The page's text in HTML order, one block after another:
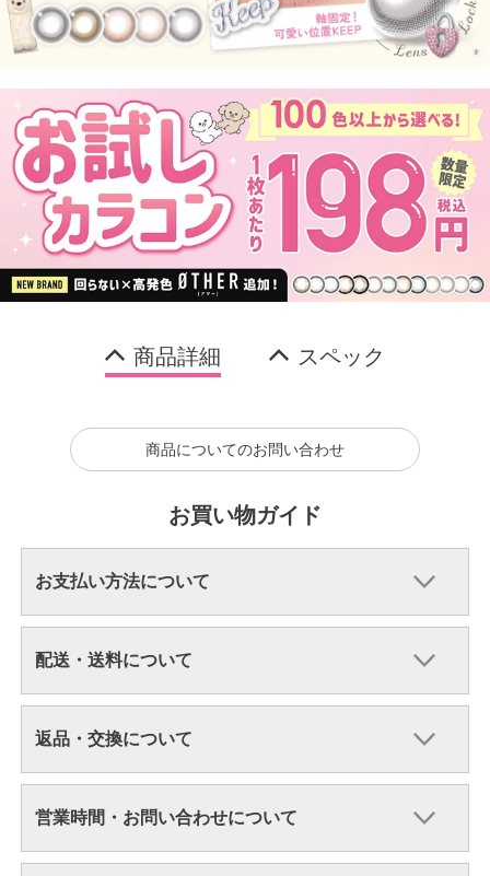
商品詳細 スペック
商品についてのお問い合わせ
お買い物ガイド
お支払い方法について
配送・送料について
返品・交換について
営業時間・お問い合わせについて